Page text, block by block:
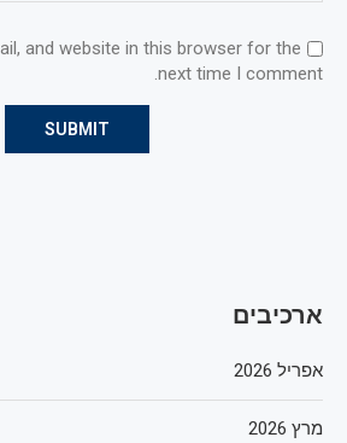
and website in this browser for the
next time I comment.
ארכיבים
אפריל 2026
מרץ 2026